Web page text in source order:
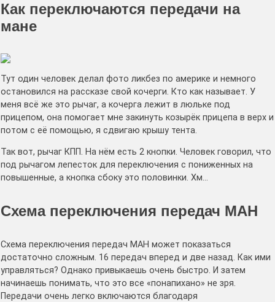
Как переключаются передачи на
мане
Тут один человек делал фото ликбез по америке и немного
остановился на рассказе свой кочерги. Кто как называет. У
меня всё же это рычаг, а кочерга лежит в люльке под
прицепом, она помогает мне закинуть козырёк прицепа в верх и
потом с её помощью, я сдвигаю крышу тента.
Так вот, рычаг КПП. На нём есть 2 кнопки. Человек говорил, что
под рычагом лепесток для переключения с пониженных на
повышенные, а кнопка сбоку это половинки. Хм…
Схема переключения передач МАН
Схема переключения передач МАН может показаться
достаточно сложным. 16 передач вперед и две назад. Как ими
управляться? Однако привыкаешь очень быстро. И затем
начинаешь понимать, что это все «понапихано» не зря.
Передачи очень легко включаются благодаря